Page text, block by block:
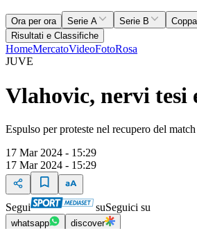
Ora per ora Serie A Serie B
Risultati e Classifiche
HomeMercatoVideoFotoRosa
JUVE
Vlahovic, nervi tesi
Espulso per proteste nel recupero del
17 Mar 2024 - 15:29
17 Mar 2024 - 15:29
Segui suSeguici su
whatsapp discover